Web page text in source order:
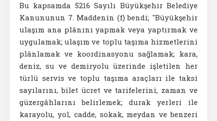
Bu kapsamda 5216 Sayılı Büyükşehir Belediye
Kanununun 7. Maddenin (f) bendi; "Büyükşehir
ulaşım ana plânını yapmak veya yaptırmak ve
uygulamak; ulaşım ve toplu taşıma hizmetlerini
plânlamak ve koordinasyonu sağlamak; kara,
deniz, su ve demiryolu üzerinde işletilen her
türlü servis ve toplu taşıma araçları ile taksi
sayılarını, bilet ücret ve tarifelerini, zaman ve
güzergâhlarını belirlemek; durak yerleri ile
karayolu, yol, cadde, sokak, meydan ve benzeri